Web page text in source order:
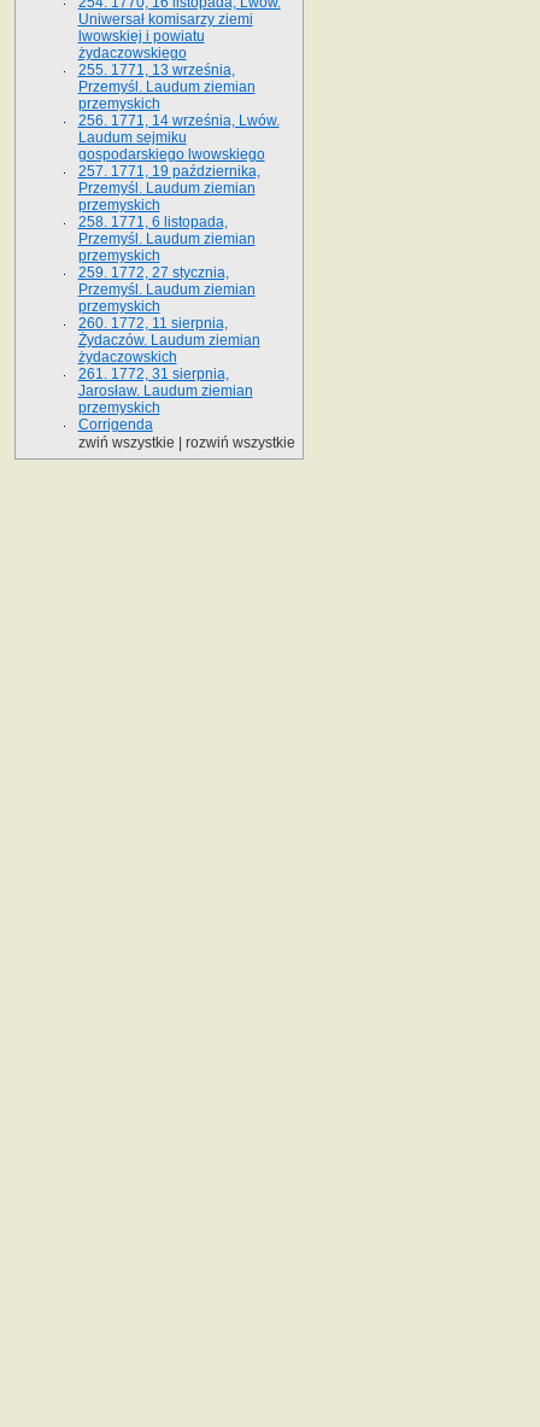
Uniwersał komisarzy ziemi
lwowskiej i powiatu
żydaczowskiego
255. 1771, 13 września,
Przemyśl. Laudum ziemian
przemyskich
256. 1771, 14 września, Lwów.
Laudum sejmiku
gospodarskiego lwowskiego
257. 1771, 19 października,
Przemyśl. Laudum ziemian
przemyskich
258. 1771, 6 listopada,
Przemyśl. Laudum ziemian
przemyskich
259. 1772, 27 stycznia,
Przemyśl. Laudum ziemian
przemyskich
260. 1772, 11 sierpnia,
Żydaczów. Laudum ziemian
żydaczowskich
261. 1772, 31 sierpnia,
Jarosław. Laudum ziemian
przemyskich
Corrigenda
zwiń wszystkie
rozwiń wszystkie